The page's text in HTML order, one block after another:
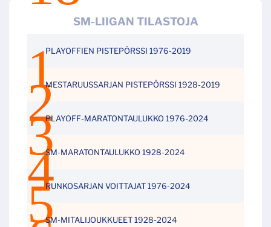
SM-LIIGAN TILASTOJA
PLAYOFFIEN PISTEPÖRSSI 1976-2019
MESTARUUSSARJAN PISTEPÖRSSI 1928-2019
PLAYOFF-MARATONTAULUKKO 1976-2024
SM-MARATONTAULUKKO 1928-2024
RUNKOSARJAN VOITTAJAT 1976-2024
SM-MITALIJOUKKUEET 1928-2024